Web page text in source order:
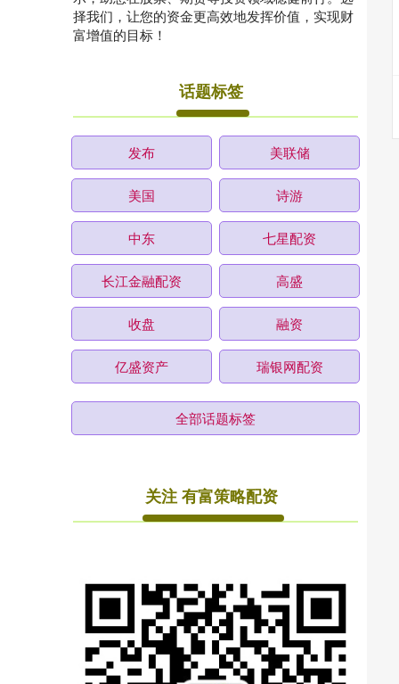
择我们，让您的资金更高效地发挥价值，实现财
富增值的目标！
话题标签
发布 美联储
美国 诗游
中东 七星配资
长江金融配资 高盛
收盘 融资
亿盛资产 瑞银网配资
全部话题标签
关注 有富策略配资